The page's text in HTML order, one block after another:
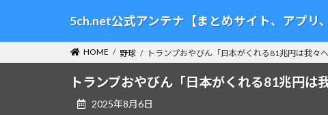
テ
ゲ
5ch.net公式アンテナ【まとめサイト、アプリ
HOME 野球 トランプおやびん「日本がくれる81兆円は我々
トランプおやびん「日本がくれる81兆円は
2025年8月6日